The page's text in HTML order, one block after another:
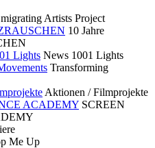
Artists Project
10 Jahre
Lights News 1001 Lights
Transforming
Aktionen / Filmprojekte
ACADEMY SCREEN
Me Up